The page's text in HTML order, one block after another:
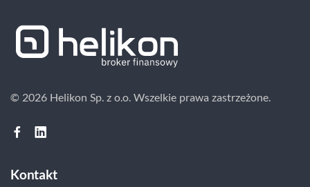
© 2026 Helikon Sp. z o.o. Wszelkie prawa zastrzeżone.
Kontakt